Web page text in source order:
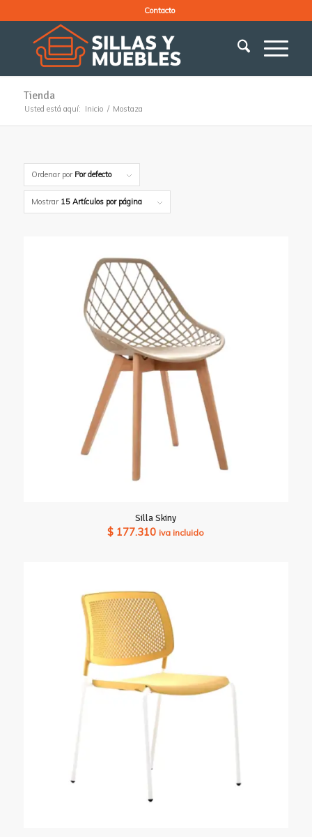
Contacto
Tienda
Usted está aquí: Inicio / Mostaza
Ordenar por Por defecto
Mostrar 15 Artículos por página
Silla Skiny
$ 177.310 iva incluido